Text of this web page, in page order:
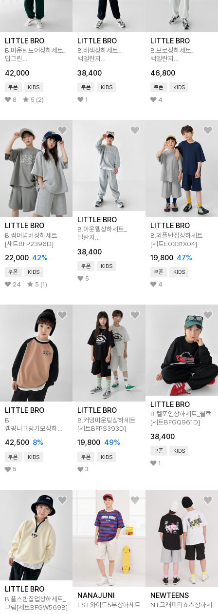
LITTLE BRO
B.마운틴도어상하세트_
딥그린
42,000
쿠폰 KIDS
8 5 (2)
LITTLE BRO
B.배색상하세트_
백멜란지
38,400
쿠폰 KIDS
1
LITTLE BRO
B.브로상하세트_
백멜란지
46,800
쿠폰 KIDS
4
LITTLE BRO
B.썸머넘버상하세트
[세트BFP2396D]
22,000 42%
쿠폰 KIDS
24 5 (1)
LITTLE BRO
B.아웃웰상하세트_
멜란지
38,400
쿠폰 KIDS
5
LITTLE BRO
B.와플반집상하세트
[세트E0331X04]
19,800 47%
쿠폰 KIDS
4
LITTLE BRO
B.
캠핑나그랑기모상하세트
42,500 8%
쿠폰 KIDS
5
LITTLE BRO
B.커밍마운팅상하세트
[세트BFPS393D]
19,800 49%
쿠폰 KIDS
3
LITTLE BRO
B.켈포엔상하세트_블랙
[세트BFGQ961D]
38,400
쿠폰 KIDS
1
LITTLE BRO
B.플스반집업상하세트_
크림[세트BFGW569B]
NANAJUNI
EST와이드5부상하세트
NEWTEENS
NT그래피티쇼츠상하세트